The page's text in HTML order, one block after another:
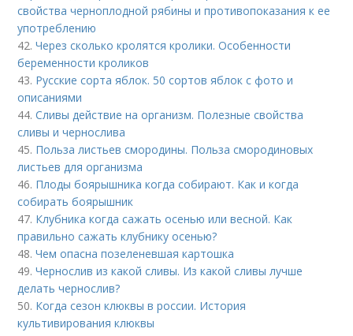
свойства черноплодной рябины и противопоказания к ее
употреблению
42.Через сколько кролятся кролики. Особенности
беременности кроликов
43. Русские сорта яблок. 50 сортов яблок с фото и
описаниями
44.Сливы действие на организм. Полезные свойства
сливы и чернослива
45. Польза листьев смородины. Польза смородиновых
листьев для организма
46. Плоды боярышника когда собирают. Как и когда
собирать боярышник
47. Клубника когда сажать осенью или весной. Как
правильно сажать клубнику осенью?
48.Чем опасна позеленевшая картошка
49.Чернослив из какой сливы. Из какой сливы лучше
делать чернослив?
50. Когда сезон клюквы в россии. История
культивирования клюквы